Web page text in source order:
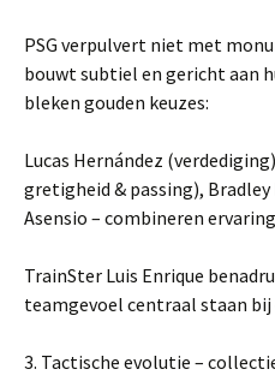
PSG verpulvert niet met
bouwt subtiel en gericht aan
bleken gouden keuzes:
Lucas Hernández
gretigheid & passing),
Asensio – combineren
TrainSter Luis Enrique
teamgevoel centraal staan
3. Tactische evolutie –